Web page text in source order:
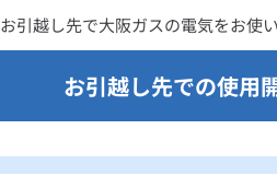
お引越し先で大阪ガスの電気をお使
お引越し先での使用